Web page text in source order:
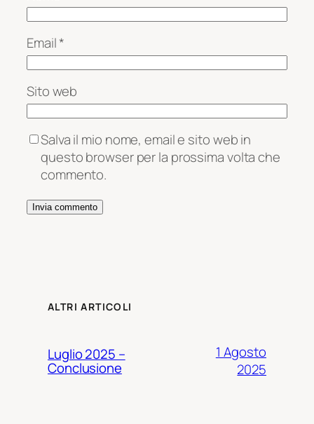
Email*
Sito web
Salva il mio nome, email e sito web in
questo browser per la prossima volta che
commento.
ALTRI ARTICOLI
Luglio 2025 –
Conclusione
1 Agosto
2025